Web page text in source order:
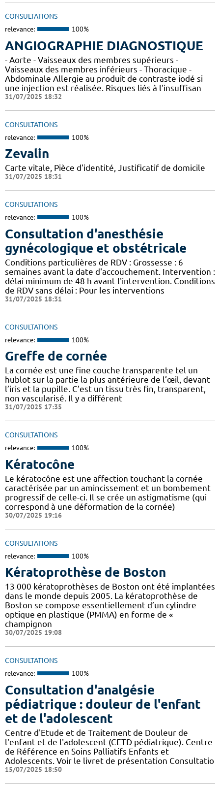
CONSULTATIONS
relevance: 100%
ANGIOGRAPHIE DIAGNOSTIQUE
- Aorte - Vaisseaux des membres supérieurs -
Vaisseaux des membres inférieurs - Thoracique -
Abdominale Allergie au produit de contraste iodé si
une injection est réalisée. Risques liés à l'insuffisan
31/07/2025 18:32
CONSULTATIONS
relevance: 100%
Zevalin
Carte vitale, Pièce d'identité, Justificatif de domicile
31/07/2025 18:31
CONSULTATIONS
relevance: 100%
Consultation d'anesthésie
gynécologique et obstétricale
Conditions particulières de RDV : Grossesse : 6
semaines avant la date d'accouchement. Intervention :
délai minimum de 48 h avant l'intervention. Conditions
de RDV sans délai : Pour les interventions
31/07/2025 18:31
CONSULTATIONS
relevance: 100%
Greffe de cornée
La cornée est une fine couche transparente tel un
hublot sur la partie la plus antérieure de l’œil, devant
l’iris et la pupille. C’est un tissu très fin, transparent,
non vascularisé. Il y a différent
31/07/2025 17:35
CONSULTATIONS
relevance: 100%
Kératocône
Le kératocône est une affection touchant la cornée
caractérisée par un amincissement et un bombement
progressif de celle-ci. Il se crée un astigmatisme (qui
correspond à une déformation de la cornée)
30/07/2025 19:16
CONSULTATIONS
relevance: 100%
Kératoprothèse de Boston
13 000 kératoprothèses de Boston ont été implantées
dans le monde depuis 2005. La kératoprothèse de
Boston se compose essentiellement d’un cylindre
optique en plastique (PMMA) en forme de «
champignon
30/07/2025 19:08
CONSULTATIONS
relevance: 100%
Consultation d'analgésie
pédiatrique : douleur de l'enfant
et de l'adolescent
Centre d'Etude et de Traitement de Douleur de
l'enfant et de l'adolescent (CETD pédiatrique). Centre
de Référence en Soins Palliatifs Enfants et
Adolescents. Voir le livret de présentation Consultatio
15/07/2025 18:50